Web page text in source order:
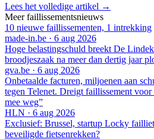
Lees het volledige artikel →
Meer faillissementsnieuws
10 nieuwe faillissementen, 1 intrekking
made-in.be · 6 aug 2026
Hoge belastingschuld breekt De
broodjeszaak na meer dan dertig jaar
gva.be · 6 aug 2026
Onbetaalde facturen, miljoenen aan
tegen Telenet. Dreigt faillissement
mee weg”
HLN · 6 aug 2026
Exclusief: Brussel, startup Locky
beveiligde fietsenrekken?